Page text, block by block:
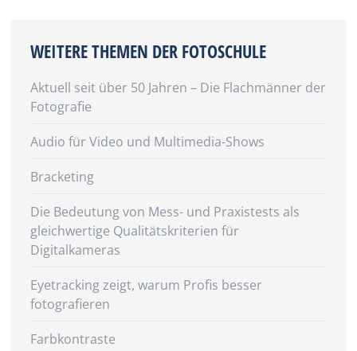
WEITERE THEMEN DER FOTOSCHULE
Aktuell seit über 50 Jahren – Die Flachmänner der
Fotografie
Audio für Video und Multimedia-Shows
Bracketing
Die Bedeutung von Mess- und Praxistests als
gleichwertige Qualitätskriterien für
Digitalkameras
Eyetracking zeigt, warum Profis besser
fotografieren
Farbkontraste